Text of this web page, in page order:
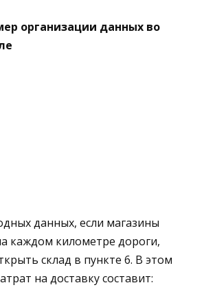
организации данных во
данных, если магазины
каждом километре дороги,
склад в пункте 6. В этом
на доставку составит: